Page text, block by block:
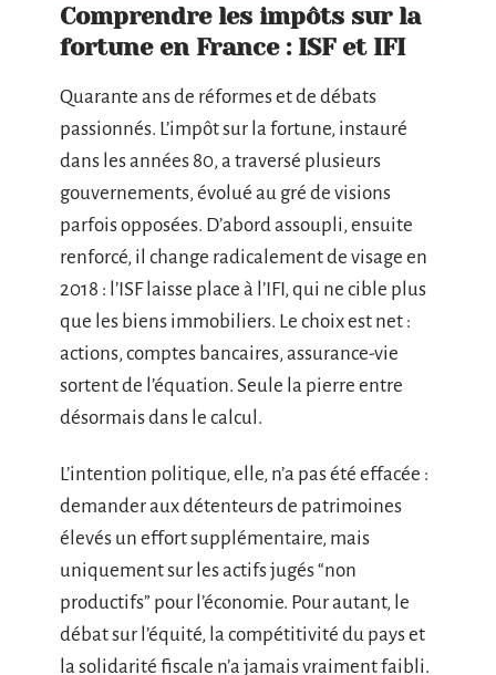
Comprendre les impôts sur la
fortune en France : ISF et IFI
Quarante ans de réformes et de débats
passionnés. L’impôt sur la fortune, instauré
dans les années 80, a traversé plusieurs
gouvernements, évolué au gré de visions
parfois opposées. D’abord assoupli, ensuite
renforcé, il change radicalement de visage en
2018 : l’ISF laisse place à l’IFI, qui ne cible plus
que les biens immobiliers. Le choix est net :
actions, comptes bancaires, assurance-vie
sortent de l’équation. Seule la pierre entre
désormais dans le calcul.
L’intention politique, elle, n’a pas été effacée :
demander aux détenteurs de patrimoines
élevés un effort supplémentaire, mais
uniquement sur les actifs jugés “non
productifs” pour l’économie. Pour autant, le
débat sur l’équité, la compétitivité du pays et
la solidarité fiscale n’a jamais vraiment faibli.